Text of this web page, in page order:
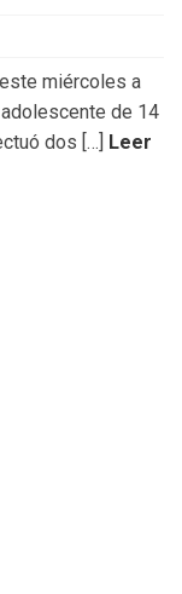
miércoles a
de 14
dos […] Leer